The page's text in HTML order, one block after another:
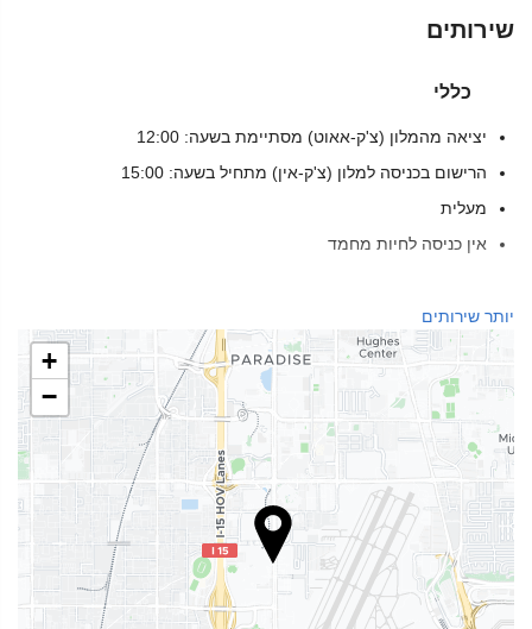
שירותים
כללי
יציאה מהמלון (צ'ק-אאוט) מסתיימת בשעה: 12:00
הרישום בכניסה למלון (צ'ק-אין) מתחיל בשעה: 15:00
מעלית
אין כניסה לחיות מחמד
מסעדת א־לה־קארט
בר
בית קפה באתר
בריאות
ספא
חמאם
מכון כושר
יותר שירותים
+
−